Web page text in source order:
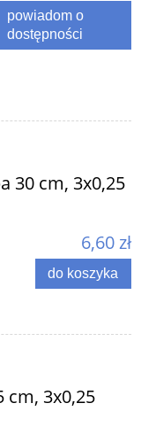
powiadom o
dostępności
30 cm, 3x0,25
6,60 zł
do koszyka
cm, 3x0,25